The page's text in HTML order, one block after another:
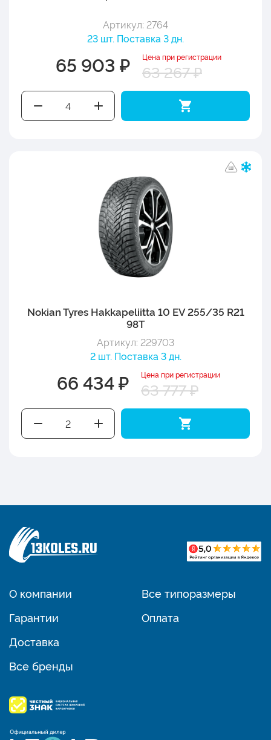
Артикул: 2764
23 шт. Поставка 3 дн.
65 903 ₽ Цена при регистрации
63 267 ₽
Nokian Tyres Hakkapeliitta 10 EV 255/35 R21
98T
Артикул: 229703
2 шт. Поставка 3 дн.
66 434 ₽ Цена при регистрации
63 777 ₽
О компании
Гарантии
Доставка
Все бренды
Все типоразмеры
Оплата